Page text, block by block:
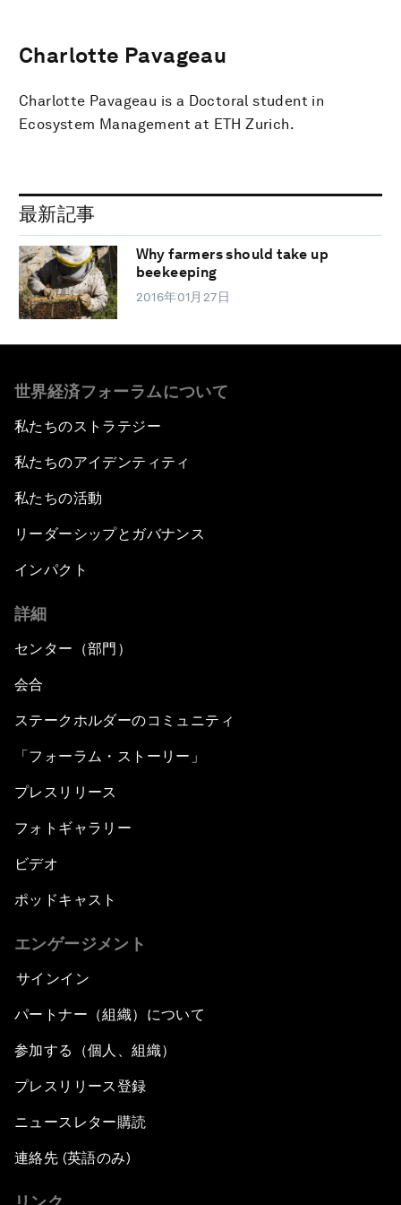
Charlotte Pavageau
Charlotte Pavageau is a Doctoral student in
Ecosystem Management at ETH Zurich.
最新記事
Why farmers should take up
beekeeping
2016年01月27日
世界経済フォーラムについて
私たちのストラテジー
私たちのアイデンティティ
私たちの活動
リーダーシップとガバナンス
インパクト
詳細
センター（部門）
会合
ステークホルダーのコミュニティ
「フォーラム・ストーリー」
プレスリリース
フォトギャラリー
ビデオ
ポッドキャスト
エンゲージメント
サインイン
パートナー（組織）について
参加する（個人、組織）
プレスリリース登録
ニュースレター購読
連絡先 (英語のみ)